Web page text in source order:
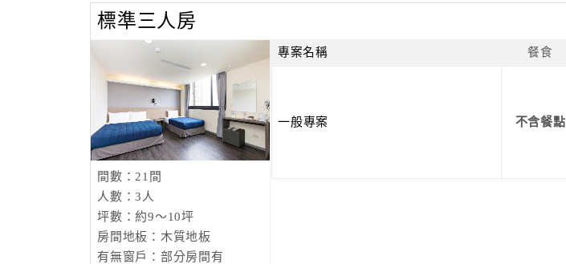
標準三人房
間數：21間
人數：3人
坪數：約9～10坪
房間地板：木質地板
有無窗戶：部分房間有
專案名稱 餐食
一般專案 不含餐點